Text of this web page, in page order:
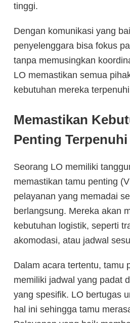
tinggi.
Dengan komunikasi yang
penyelenggara bisa fokus
tanpa memusingkan
LO memastikan semua
kebutuhan mereka
Memastikan
Penting Terpenuhi
Seorang LO memiliki
memastikan tamu penting
pelayanan yang memadai
berlangsung. Mereka akan
kebutuhan logistik, seperti
akomodasi, atau jadwal
Dalam acara tertentu, tamu
memiliki jadwal yang padat
yang spesifik. LO bertugas
hal ini sehingga tamu